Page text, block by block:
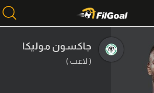
جاكسون موليكا
( لاعب )